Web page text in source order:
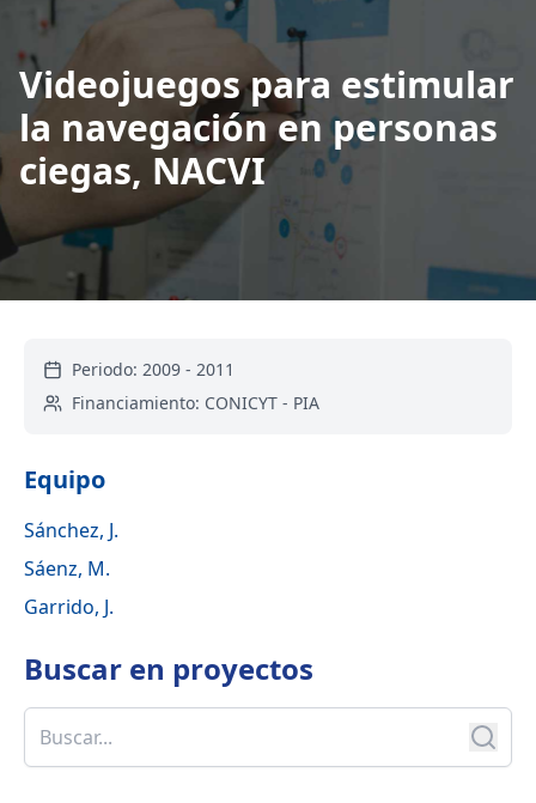
Videojuegos para estimular
la navegación en personas
ciegas, NACVI
Periodo: 2009 - 2011
Financiamiento: CONICYT - PIA
Equipo
Sánchez, J.
Sáenz, M.
Garrido, J.
Buscar en proyectos